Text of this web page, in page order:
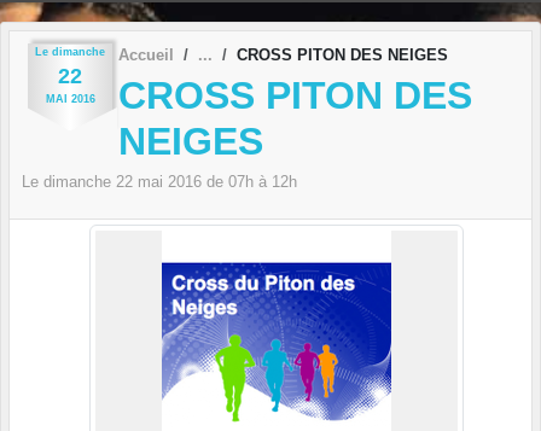
Le dimanche
22
MAI 2016
Accueil CROSS PITON DES NEIGES
CROSS PITON DES
NEIGES
Le dimanche 22 mai 2016 de 07h à 12h